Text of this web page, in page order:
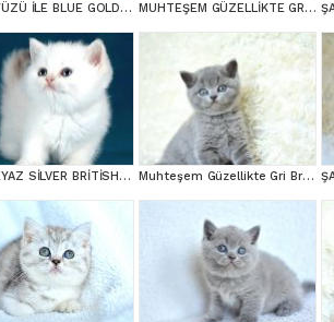
TATLI YÜZÜ İLE BLUE GOLDEN BRİTİSH SHORTHAİR MUHTEŞEM GÜZELLİKTE GRİ BRİTİSH
BEM BEYAZ SİLVER BRİTİSH SHORTHAİR NS1133 Muhteşem Güzellikte Gri British